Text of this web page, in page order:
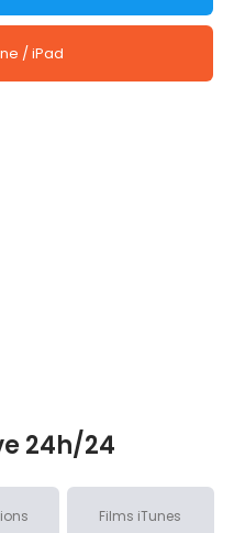
/ iPad
24h/24
Films iTunes